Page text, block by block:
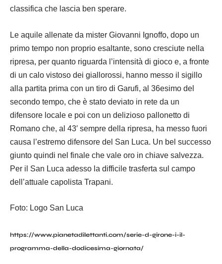
classifica che lascia ben sperare.
Le aquile allenate da mister Giovanni Ignoffo, dopo un
primo tempo non proprio esaltante, sono cresciute nella
ripresa, per quanto riguarda l’intensità di gioco e, a fronte
di un calo vistoso dei giallorossi, hanno messo il sigillo
alla partita prima con un tiro di Garufi, al 36esimo del
secondo tempo, che è stato deviato in rete da un
difensore locale e poi con un delizioso pallonetto di
Romano che, al 43′ sempre della ripresa, ha messo fuori
causa l’estremo difensore del San Luca. Un bel successo
giunto quindi nel finale che vale oro in chiave salvezza.
Per il San Luca adesso la difficile trasferta sul campo
dell’attuale capolista Trapani.
Foto: Logo San Luca
https://www.pianetadilettanti.com/serie-d-girone-i-il-
programma-della-dodicesima-giornata/